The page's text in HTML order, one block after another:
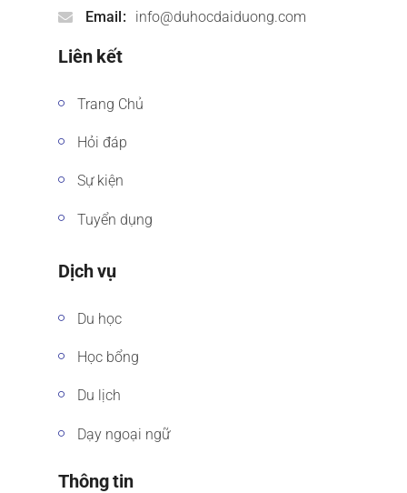
Email info@duhocdaiduong.com
Liên kết
Trang Chủ
Hỏi đáp
Sự kiện
Tuyển dụng
Dịch vụ
Du học
Học bổng
Du lịch
Dạy ngoại ngữ
Thông tin